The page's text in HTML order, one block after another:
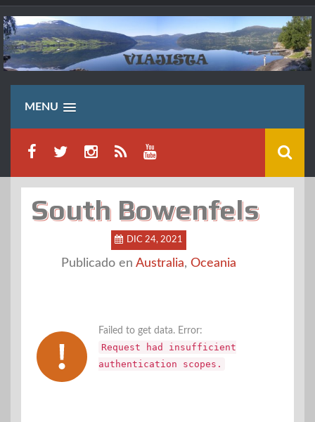
Saltar
al
contenido
MENU
South Bowenfels
DIC 24, 2021
Publicado en Australia, Oceania
Failed to get data. Error:
Request had insufficient
authentication scopes.